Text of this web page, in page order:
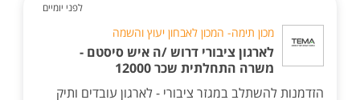
לפני יומיים
מכון תימה- המכון לאבחון יעוץ והשמה
לארגון ציבורי דרוש /ה איש סיסטם -
משרה התחלתית שכר 12000
הזדמנות להשתלב במגזר ציבורי - לארגון עובדים ותיק